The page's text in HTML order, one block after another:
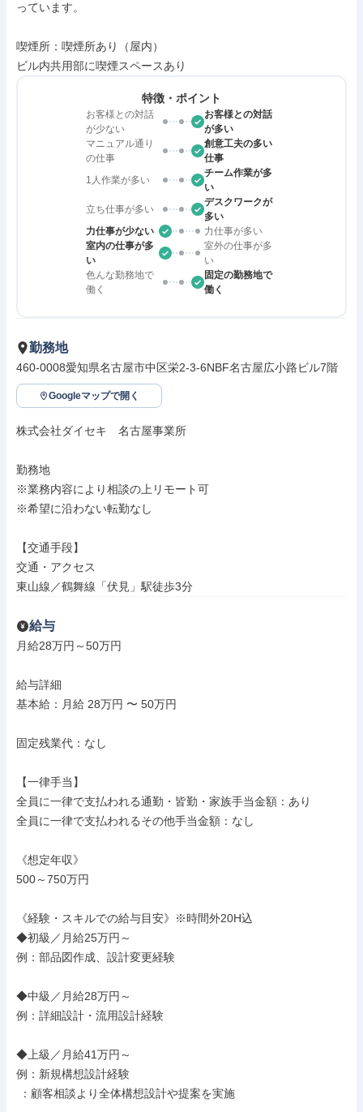
っています。
喫煙所：喫煙所あり（屋内）
ビル内共用部に喫煙スペースあり
特徴・ポイント
お客様との対話
が少ない
お客様との対話
が多い
マニュアル通り
の仕事
創意工夫の多い
仕事
1人作業が多い
チーム作業が多
い
立ち仕事が多い
デスクワークが
多い
力仕事が少ない
力仕事が多い
室内の仕事が多
い
室外の仕事が多
い
色んな勤務地で
働く
固定の勤務地で
働く
勤務地
460-0008愛知県名古屋市中区栄2-3-6NBF名古屋広小路ビル7階
Googleマップで開く
株式会社ダイセキ　名古屋事業所
勤務地
※業務内容により相談の上リモート可
※希望に沿わない転勤なし
【交通手段】
交通・アクセス
東山線／鶴舞線「伏見」駅徒歩3分
給与
月給28万円～50万円
給与詳細
基本給：月給 28万円 〜 50万円
固定残業代：なし
【一律手当】
全員に一律で支払われる通勤・皆勤・家族手当金額：あり
全員に一律で支払われるその他手当金額：なし
《想定年収》
500～750万円
《経験・スキルでの給与目安》※時間外20H込
◆初級／月給25万円～
例：部品図作成、設計変更経験
◆中級／月給28万円～
例：詳細設計・流用設計経験
◆上級／月給41万円～
例：新規構想設計経験